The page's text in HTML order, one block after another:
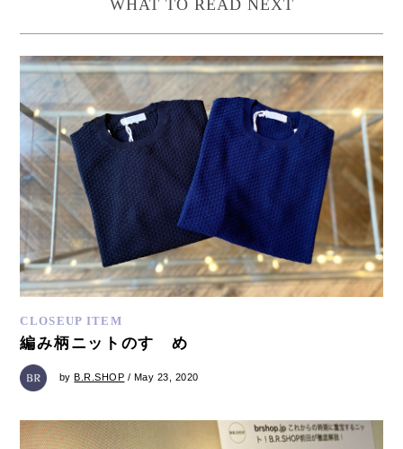
WHAT TO READ NEXT
CLOSEUP ITEM
編み柄ニットのすゝめ
byB.R.SHOP / May 23, 2020